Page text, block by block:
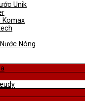
Unik
Komax
Nóng